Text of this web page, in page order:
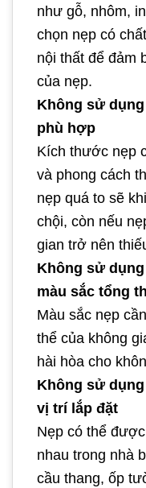
như gỗ, nhôm,
chọn nẹp có
nội thất để đảm
của nẹp.
Không sử
phù hợp
Kích thước nẹp
và phong cách
nẹp quá to sẽ
chội, còn nếu
gian trở nên
Không sử
màu sắc tổng
Màu sắc nẹp
thể của không
hài hòa cho
Không sử
vị trí lắp đặt
Nẹp có thể
nhau trong nhà
cầu thang, ốp